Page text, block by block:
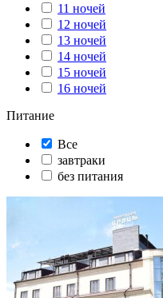
11 ночей
12 ночей
13 ночей
14 ночей
15 ночей
16 ночей
Питание
Все
завтраки
без питания